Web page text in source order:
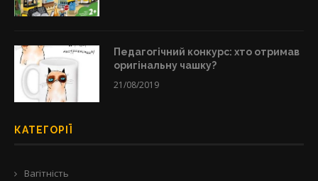
Педагогічний конкурс: хто отримав
оригінальну чашку?
21/08/2019
КАТЕГОРІЇ
Вагітність